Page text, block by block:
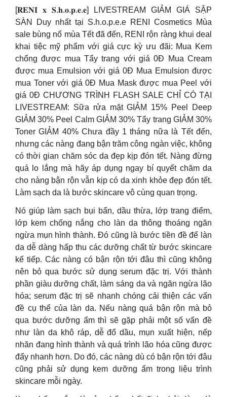
[𝐑𝐄𝐍𝐈 𝐱 𝐒.𝐡.𝐨.𝐩.𝐞.𝐞] LIVESTREAM GIẢM GIÁ SẬP
SÀN Duy nhất tại S.h.o.p.e.e RENI Cosmetics Mùa
sale bùng nổ mùa Tết đã đến, RENI rộn ràng khui deal
khai tiệc mỹ phẩm với giá cực kỳ ưu đãi: Mua Kem
chống được mua Tẩy trang với giá 0Đ Mua Cream
được mua Emulsion với giá 0Đ Mua Emulsion được
mua Toner với giá 0Đ Mua Mask được mua Peel với
giá 0Đ CHƯƠNG TRÌNH FLASH SALE CHỈ CÓ TẠI
LIVESTREAM: Sữa rửa mặt GIẢM 15% Peel Deep
GIẢM 30% Peel Calm GIẢM 30% Tẩy trang GIẢM 30%
Toner GIẢM 40% Chưa đầy 1 tháng nữa là Tết đến,
nhưng các nàng đang bận trăm công ngàn việc, không
có thời gian chăm sóc da đẹp kịp đón tết. Nàng đừng
quá lo lắng mà hãy áp dụng ngay bí quyết chăm da
cho nàng bận rộn vẫn kịp có da xinh khỏe đẹp đón tết.
Làm sạch da là bước skincare vô cùng quan trọng.
Nó giúp làm sạch bụi bẩn, dầu thừa, lớp trang điểm,
lớp kem chống nắng cho làn da thông thoáng ngăn
ngừa mụn hình thành. Đó cũng là bước tiền đề để làn
da dễ dàng hấp thu các dưỡng chất từ bước skincare
kế tiếp. Các nàng có bận rộn tới đâu thì cũng không
nên bỏ qua bước sử dụng serum đặc trị. Với thành
phần giàu dưỡng chất, làm sáng da và ngăn ngừa lão
hóa; serum đặc trị sẽ nhanh chóng cải thiện các vấn
đề cụ thể của làn da. Nếu nàng quá bận rộn mà bỏ
qua bước dưỡng ẩm thì sẽ gặp phải một số vấn đề
như làn da khô ráp, dễ đổ dầu, mụn xuất hiện, nếp
nhăn đang hình thành và quá trình lão hóa cũng được
đẩy nhanh hơn. Do đó, các nàng dù có bận rộn tới đâu
cũng phải sử dụng kem dưỡng ẩm trong liệu trình
skincare mỗi ngày.